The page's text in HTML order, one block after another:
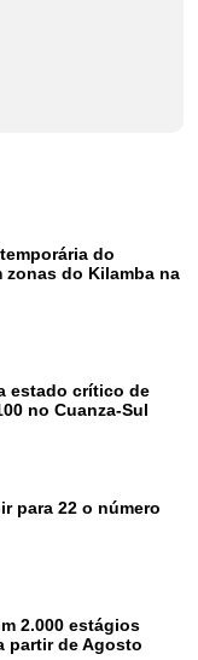
do
zonas do Kilamba na
estado crítico de
no Cuanza-Sul
para 22 o número
2.000 estágios
partir de Agosto